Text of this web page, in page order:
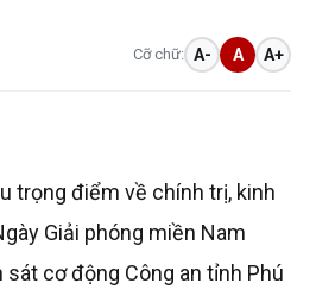
Cỡ chữ: A- A A+
trọng điểm về chính trị, kinh
Giải phóng miền Nam
cơ động Công an tỉnh Phú